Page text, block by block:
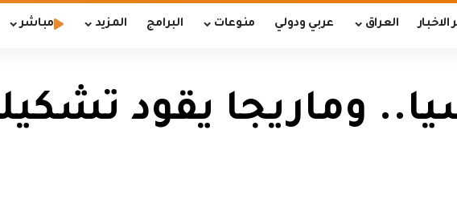
الاخبار العراق عربي ودولي منوعات البرامج المزيد مباشر
وماريجا يقود